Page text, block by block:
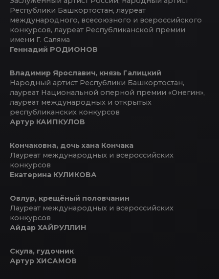
Республики Башкортостан, лауреат
международного, всесоюзного и всероссийского
конкурсов, лауреат Республиканской премии
имени Г. Саляма
Геннадий РОДИОНОВ
Владимир Ярославич, князь Галицкий
Народный артист Республики Башкортостан,
лауреат Национальной оперной премии «Онегин»,
лауреат международных и открытых
республиканских конкурсов
Артур КАИПКУЛОВ
Кончаковна, дочь хана Кончака
Лауреат международных и всероссийских
конкурсов
Екатерина КУЛИКОВА
Овлур, крещёный половчанин
Лауреат международных и всероссийских
конкурсов
Айдар ХАЙРУЛЛИН
Скула, гудочник
Артур ХИСАМОВ